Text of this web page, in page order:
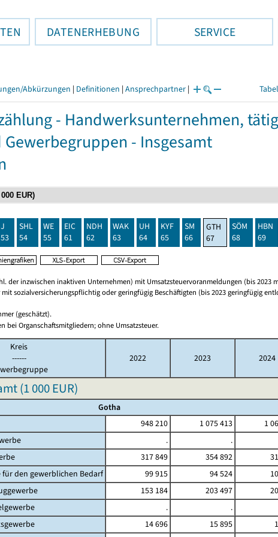
DATENERHEBUNG SERVICE
Abkürzungen | Definitionen | Ansprechpartner |
- Handwerksunternehmen,
Gewerbegruppen - Insgesamt
J
53
SHL
54
WE
55
EIC
61
NDH
62
WAK
63
UH
64
KYF
65
SM
66
GTH
67
SÖM
68
HBN
69
der inzwischen inaktiven Unternehmen) mit Umsatzsteuervoranmeldungen (bis 2023
sozialversicherungspflichtig oder geringfügig Beschäftigten (bis 2023 geringfügig
(geschätzt).
bei Organschaftsmitgliedern; ohne Umsatzsteuer.
Kreis
------
2022 2023 2024
(1 000 EUR)
Gotha
948 210 1 075 413
1
. .
317 849 354 892
den gewerblichen Bedarf
99 915 94 524
153 184 203 497
. .
14 696 15 895